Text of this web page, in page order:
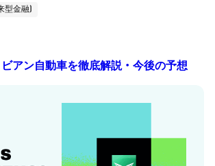
型金融)
アン自動車を徹底解説・今後の予想